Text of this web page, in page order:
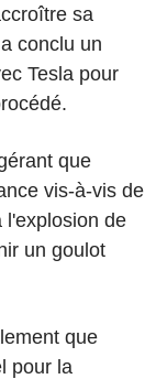
sa
conclu un
Tesla pour
que
vis-à-vis de
l'explosion de
un goulot
que
pour la